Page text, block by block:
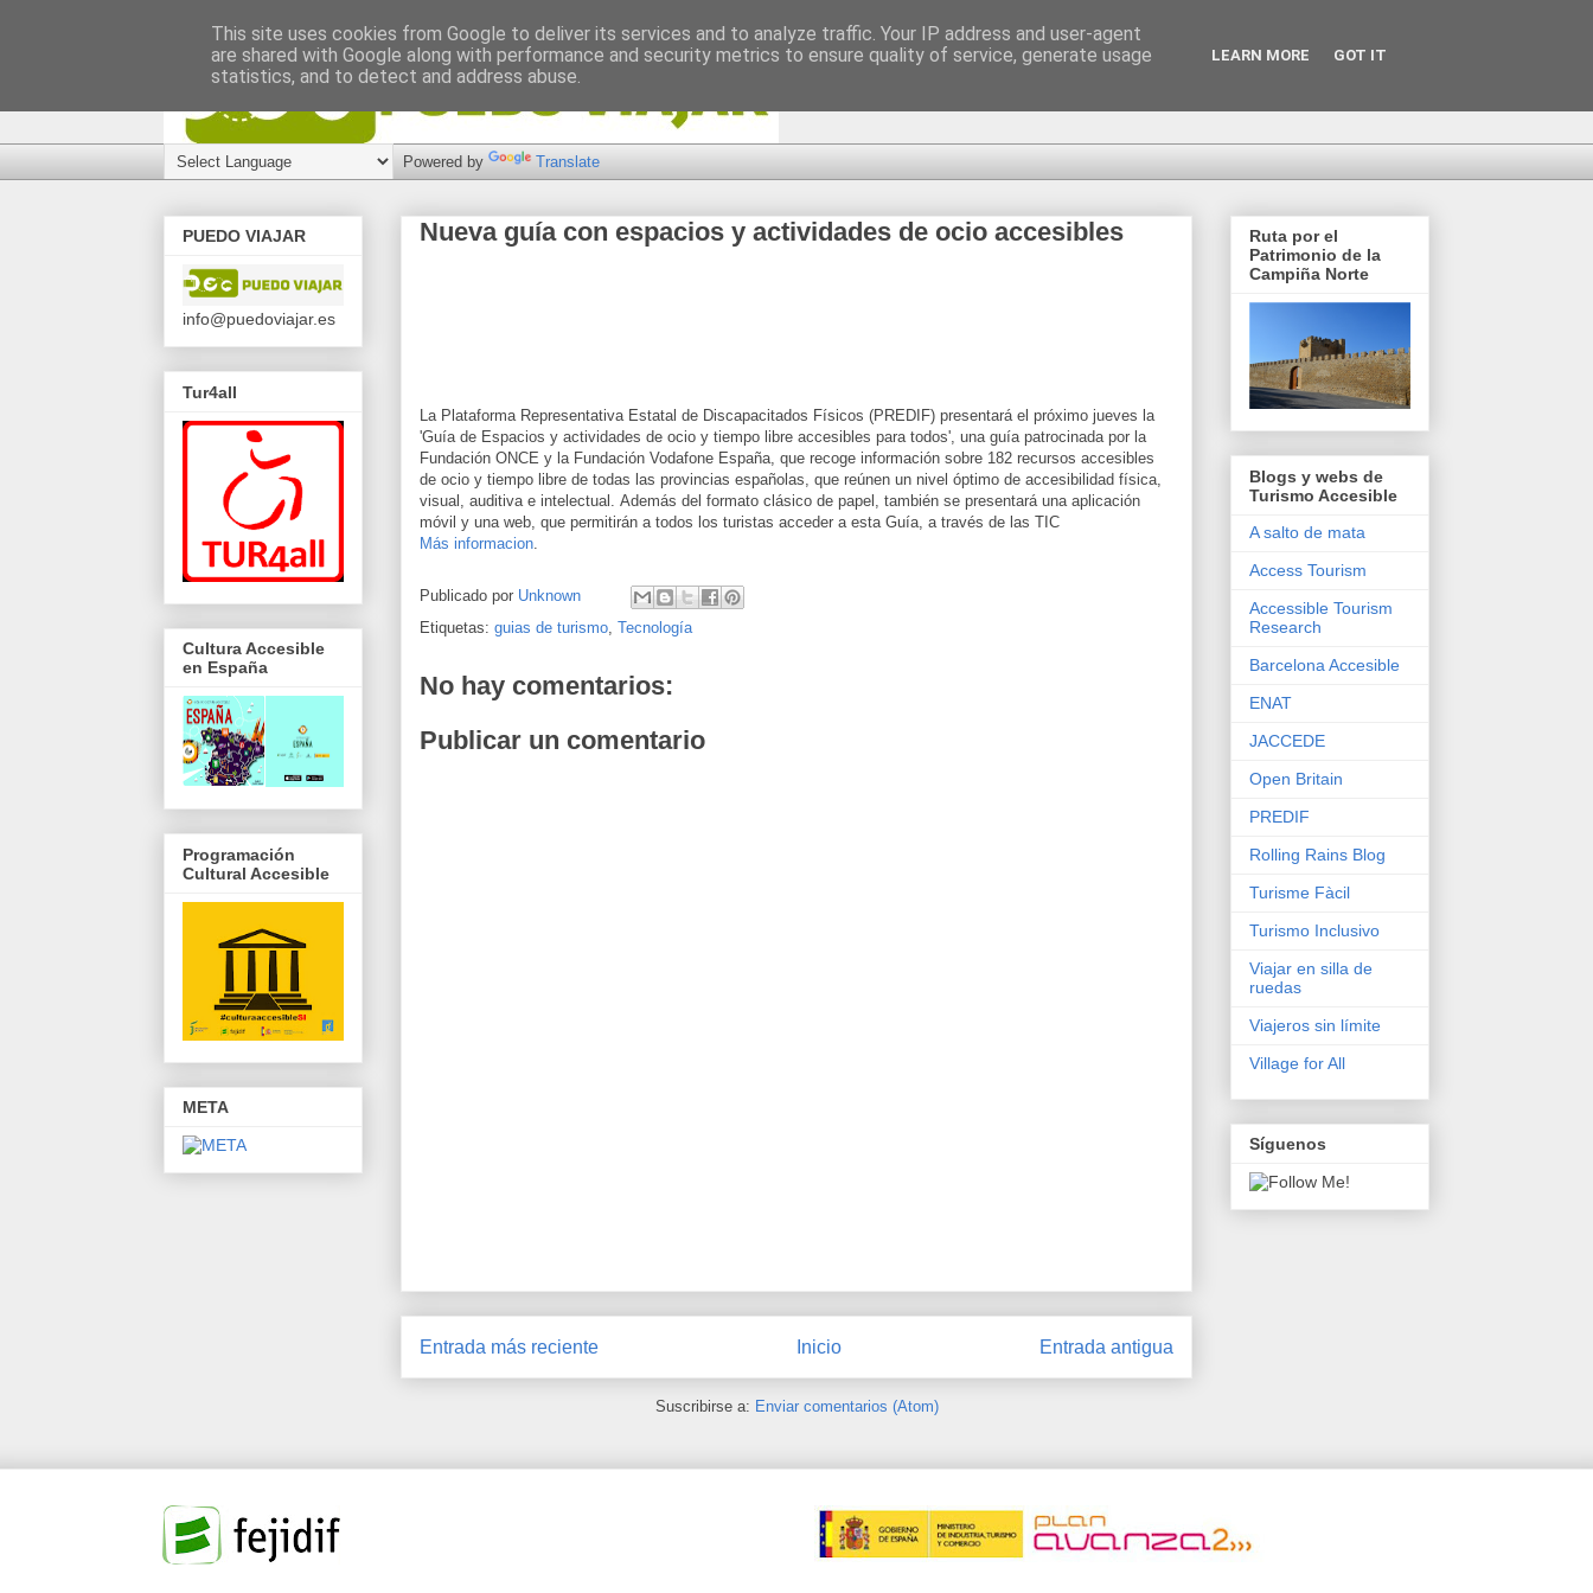
Powered by Translate
Nueva guía con espacios y actividades de ocio accesibles
La Plataforma Representativa Estatal de Discapacitados Físicos (PREDIF) presentará el próximo jueves la
'Guía de Espacios y actividades de ocio y tiempo libre accesibles para todos', una guía patrocinada por la
Fundación ONCE y la Fundación Vodafone España, que recoge información sobre 182 recursos accesibles
de ocio y tiempo libre de todas las provincias españolas, que reúnen un nivel óptimo de accesibilidad física,
visual, auditiva e intelectual. Además del formato clásico de papel, también se presentará una aplicación
móvil y una web, que permitirán a todos los turistas acceder a esta Guía, a través de las TIC
Más informacion.
Publicado por Unknown
Etiquetas: guias de turismo, Tecnología
No hay comentarios:
Publicar un comentario
Entrada más reciente Entrada antigua
Inicio
Suscribirse a: Enviar comentarios (Atom)
PUEDO VIAJAR
info@puedoviajar.es
Tur4all
Cultura Accesible
en España
Programación
Cultural Accesible
META
Ruta por el
Patrimonio de la
Campiña Norte
Blogs y webs de
Turismo Accesible
A salto de mata
Access Tourism
Accessible Tourism
Research
Barcelona Accesible
ENAT
JACCEDE
Open Britain
PREDIF
Rolling Rains Blog
Turisme Fàcil
Turismo Inclusivo
Viajar en silla de
ruedas
Viajeros sin límite
Village for All
Síguenos
This site uses cookies from Google to deliver its services and to analyze traffic. Your IP address and user-agent
are shared with Google along with performance and security metrics to ensure quality of service, generate usage
statistics, and to detect and address abuse.
LEARN MORE GOT IT